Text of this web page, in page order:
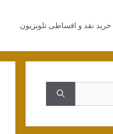
خرید نقد و اقساطی تلویزیون